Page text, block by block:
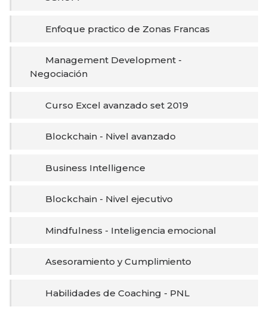
Enfoque practico de Zonas Francas
Management Development -
Negociación
Curso Excel avanzado set 2019
Blockchain - Nivel avanzado
Business Intelligence
Blockchain - Nivel ejecutivo
Mindfulness - Inteligencia emocional
Asesoramiento y Cumplimiento
Habilidades de Coaching - PNL